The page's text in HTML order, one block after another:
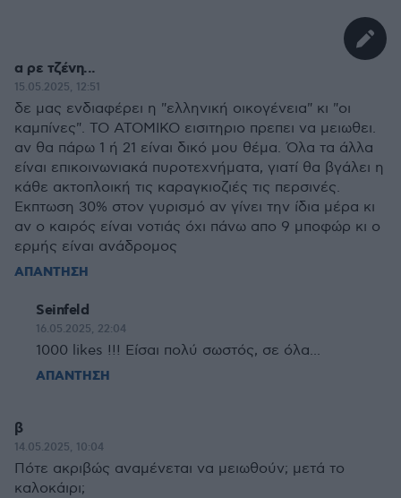
α ρε τζένη...
15.05.2025, 12:51
δε μας ενδιαφέρει η "ελληνική οικογένεια" κι "οι
καμπίνες". ΤΟ ΑΤΟΜΙΚΟ εισιτηριο πρεπει να μειωθει.
αν θα πάρω 1 ή 21 είναι δικό μου θέμα. Όλα τα άλλα
είναι επικοινωνιακά πυροτεχνήματα, γιατί θα βγάλει η
κάθε ακτοπλοική τις καραγκιοζιές τις περσινές.
Εκπτωση 30% στον γυρισμό αν γίνει την ίδια μέρα κι
αν ο καιρός είναι νοτιάς όχι πάνω απο 9 μποφώρ κι ο
ερμής είναι ανάδρομος
ΑΠΑΝΤΗΣΗ
Seinfeld
16.05.2025, 22:04
1000 likes !!! Eίσαι πολύ σωστός, σε όλα...
ΑΠΑΝΤΗΣΗ
β
14.05.2025, 10:04
Πότε ακριβώς αναμένεται να μειωθούν; μετά το
καλοκάιρι;